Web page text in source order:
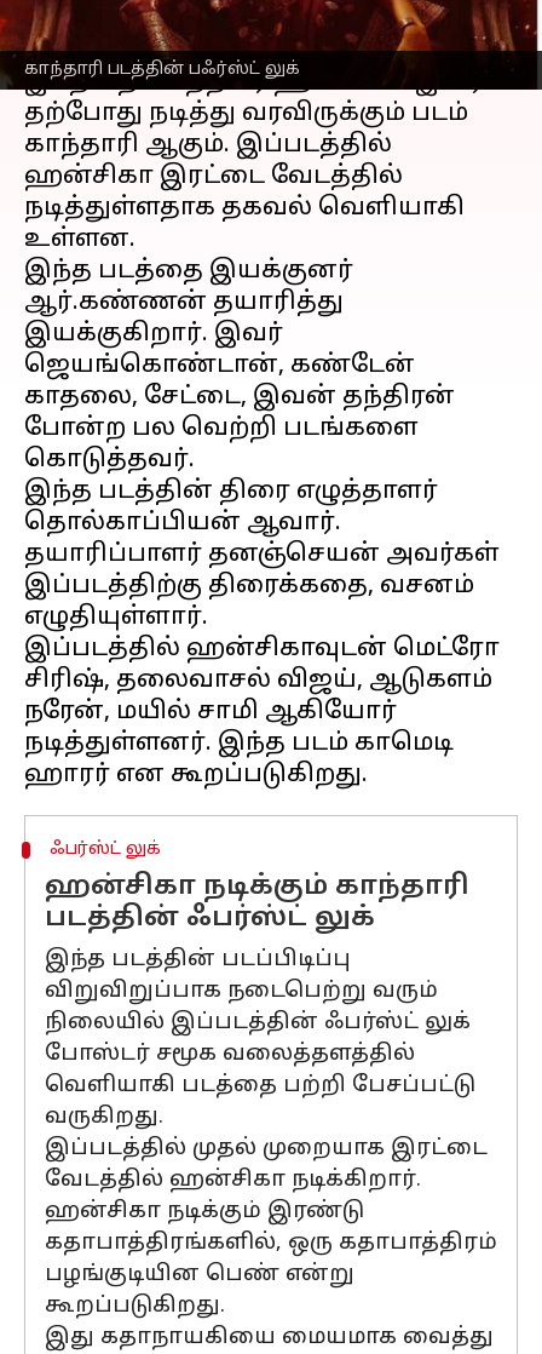
காந்தாரி படத்தின் பஃர்ஸ்ட் லுக்
செய்தி முன்னோட்டம்
திரையுலகில் தனுக்கென ஒரு
இடத்தை பெற்றவர் ஹன்சிகா. இவர்
தற்போது நடித்து வரவிருக்கும் படம்
காந்தாரி ஆகும். இப்படத்தில்
ஹன்சிகா இரட்டை வேடத்தில்
நடித்துள்ளதாக தகவல் வெளியாகி
உள்ளன.
இந்த படத்தை இயக்குனர்
ஆர்.கண்ணன் தயாரித்து
இயக்குகிறார். இவர்
ஜெயங்கொண்டான், கண்டேன்
காதலை, சேட்டை, இவன் தந்திரன்
போன்ற பல வெற்றி படங்களை
கொடுத்தவர்.
இந்த படத்தின் திரை எழுத்தாளர்
தொல்காப்பியன் ஆவார்.
தயாரிப்பாளர் தனஞ்செயன் அவர்கள்
இப்படத்திற்கு திரைக்கதை, வசனம்
எழுதியுள்ளார்.
இப்படத்தில் ஹன்சிகாவுடன் மெட்ரோ
சிரிஷ், தலைவாசல் விஜய், ஆடுகளம்
நரேன், மயில் சாமி ஆகியோர்
நடித்துள்ளனர். இந்த படம் காமெடி
ஃபர்ஸ்ட் லுக்
ஹன்சிகா நடிக்கும் காந்தாரி
படத்தின் ஃபர்ஸ்ட் லுக்
இந்த படத்தின் படப்பிடிப்பு
விறுவிறுப்பாக நடைபெற்று வரும்
நிலையில் இப்படத்தின் ஃபர்ஸ்ட் லுக்
போஸ்டர் சமூக வலைத்தளத்தில்
வெளியாகி படத்தை பற்றி பேசப்பட்டு
வருகிறது.
இப்படத்தில் முதல் முறையாக இரட்டை
வேடத்தில் ஹன்சிகா நடிக்கிறார்.
ஹன்சிகா நடிக்கும் இரண்டு
கதாபாத்திரங்களில், ஒரு கதாபாத்திரம்
பழங்குடியின பெண் என்று
கூறப்படுகிறது.
இது கதாநாயகியை மையமாக வைத்து